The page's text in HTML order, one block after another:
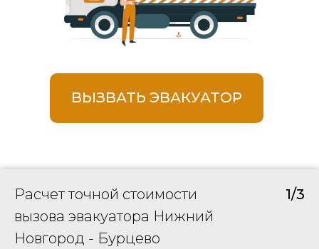
ВЫЗВАТЬ ЭВАКУАТОР
Расчет точной стоимости
вызова эвакуатора Нижний
Новгород - Бурцево
1/3